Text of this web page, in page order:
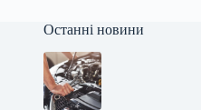
Останні новини